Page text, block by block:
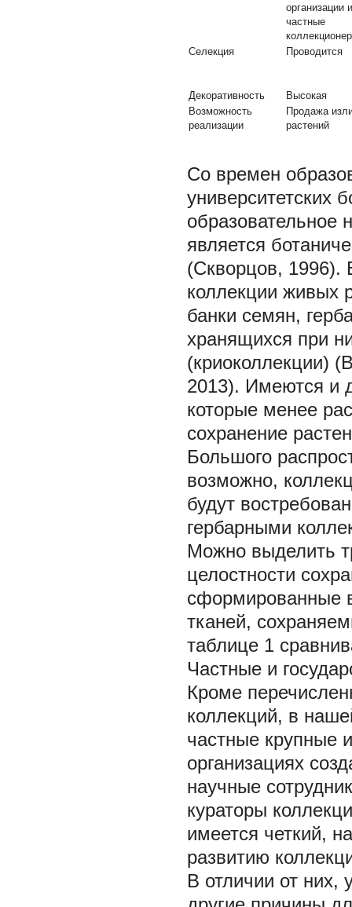
организации и
частные
Селекция
Проводится
Декоративность
Высокая
Возможность
реализации
Продажа
растений
Со времен
университетских
образовательное
является
(Скворцов, 1996).
коллекции живых
банки семян,
хранящихся при
(криоколлекции)
2013). Имеются и
которые менее
сохранение
Большого
возможно,
будут
гербарными
Можно выделить
целостности
сформированные
тканей,
таблице 1
Частные и
Кроме
коллекций, в
частные крупные
организациях
научные
кураторы
имеется четкий,
развитию
В отличии от них,